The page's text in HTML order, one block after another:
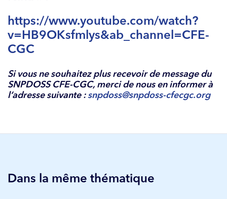
https://www.youtube.com/watch?
v=HB9OKsfmlys&ab_channel=CFE-
CGC
Si vous ne souhaitez plus recevoir de message du
SNPDOSS CFE-CGC, merci de nous en informer à
l’adresse suivante :snpdoss@snpdoss-cfecgc.org
Dans la même thématique